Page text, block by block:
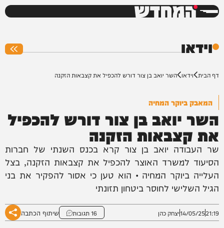
המחדש
וידאו
דף הבית וידאו השר יואב בן צור דורש להכפיל את קצבאות הזקנה
המאבק ביוקר המחיה
השר יואב בן צור דורש להכפיל
את קצבאות הזקנה
שר העבודה יואב בן צור קרא בכנס השנתי של חברות
הסיעוד למשרד האוצר להכפיל את קצבאות הזקנה, בצל
העלייה ביוקר המחיה • הוא טען כי אסור להפקיר את בני
הגיל השלישי לחוסר ביטחון תזונתי
21:19
14/05/25יצחק כהן 16 תגובות שיתוף הכתבה